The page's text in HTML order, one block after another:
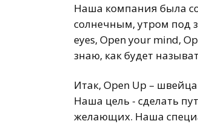
Наша компания была
солнечным, утром под
eyes, Open your mind,
знаю, как будет
Итак, Open Up –
Наша цель - сделать
желающих. Наша